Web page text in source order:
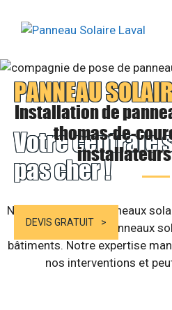
PANNEAU
Votre centrale
pas cher !
DEVIS GRATUIT
Installation de
thomas-de-
Notre société de panneaux
d’installation de panneaux
bâtiments. Notre expertise
nos interventions et